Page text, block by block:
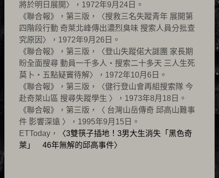
將於明日展開〉，1972年9月24日。
《聯合報》，第三版，〈搜救三名失蹤青年 展開第
四階段行動 奇萊北峰傳出濃烈臭味 搜索人員分批查
究原因〉，1972年9月26日。
《聯合報》，第三版，〈登山失蹤偌大謎團 家長期
盼全面搜尋 動員一千多人‧搜索二十多天 三人生死
莫卜‧五點疑竇待解〉，1972年10月6日。
《聯合報》，第三版，〈健行登山會再組搜索隊 今
赴奇萊山區 搜尋失蹤學生 〉，1973年8月18日。
《聯合報》，第三版，〈 台灣山岳傳奇 邱高山難事
件 影響深遠 〉，1995年9月15日。
ETToday，
〈3雙筷子插地！3男大生消失「黑色奇
萊」 46年無解的邱高事件〉